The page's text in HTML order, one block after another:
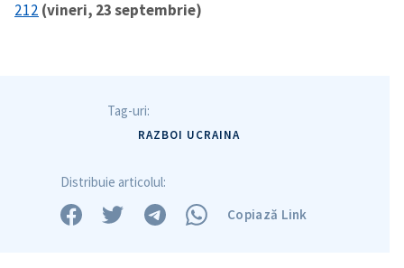
212 (vineri, 23 septembrie)
Tag-uri:
RAZBOI UCRAINA
Distribuie articolul:
Copiază Link